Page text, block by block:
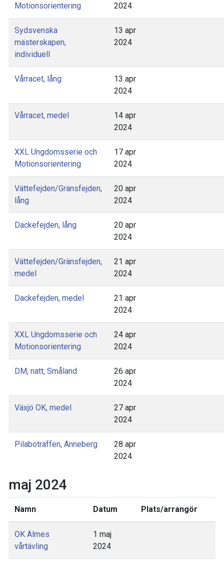
Motionsorientering
2024
Sydsvenska
mästerskapen,
individuell
13 apr
2024
Vårracet, lång
13 apr
2024
Vårracet, medel
14 apr
2024
XXL Ungdomsserie och
Motionsorientering
17 apr
2024
Vättefejden/Gränsfejden,
lång
20 apr
2024
Dackefejden, lång
20 apr
2024
Vättefejden/Gränsfejden,
medel
21 apr
2024
Dackefejden, medel
21 apr
2024
XXL Ungdomsserie och
Motionsorientering
24 apr
2024
DM, natt, Småland
26 apr
2024
Växjö OK, medel
27 apr
2024
Pilaboträffen, Anneberg
28 apr
2024
maj 2024
Namn Datum Plats/arrangör
OK Älmes
vårtävling
1 maj
2024